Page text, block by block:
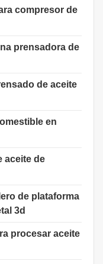
compresor de
prensadora de
de aceite
en
aceite de
de plataforma
3d
procesar aceite